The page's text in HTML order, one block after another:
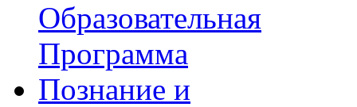
Образовательная
Программа
Познание и